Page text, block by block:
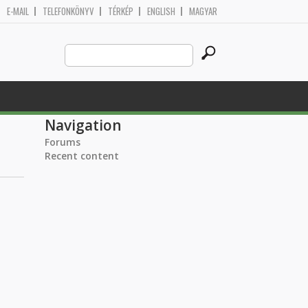
E-MAIL TELEFONKÖNYV TÉRKÉP ENGLISH MAGYAR
Search
this
site
Navigation
Forums
Recent content